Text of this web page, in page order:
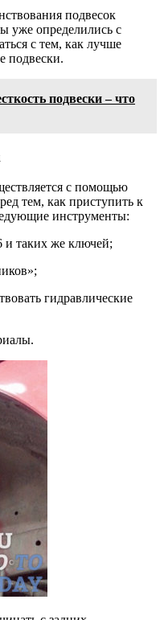
подвесок
уже определились с
с тем, как лучше
подвески.
подвески – что
с помощью
тем, как приступить к
инструменты:
и таких же ключей;
гидравлические